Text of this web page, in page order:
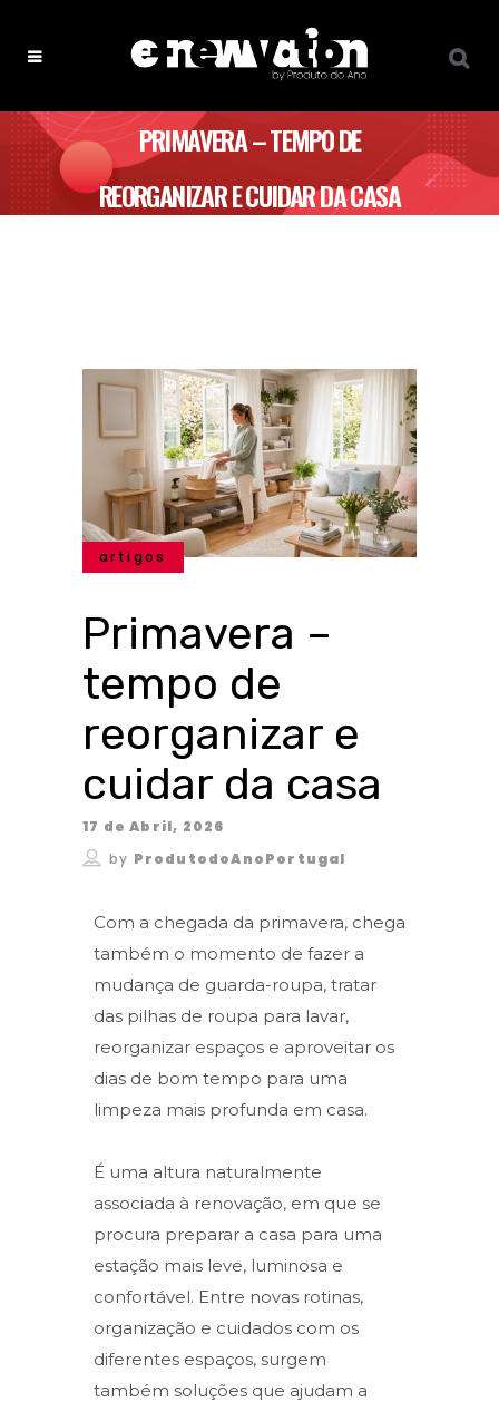
PRIMAVERA – TEMPO DE
REORGANIZAR E CUIDAR DA CASA
artigos
Primavera –
tempo de
reorganizar e
cuidar da casa
17 de Abril, 2026
by ProdutodoAnoPortugal
Com a chegada da primavera, chega
também o momento de fazer a
mudança de guarda-roupa, tratar
das pilhas de roupa para lavar,
reorganizar espaços e aproveitar os
dias de bom tempo para uma
limpeza mais profunda em casa.
É uma altura naturalmente
associada à renovação, em que se
procura preparar a casa para uma
estação mais leve, luminosa e
confortável. Entre novas rotinas,
organização e cuidados com os
diferentes espaços, surgem
também soluções que ajudam a